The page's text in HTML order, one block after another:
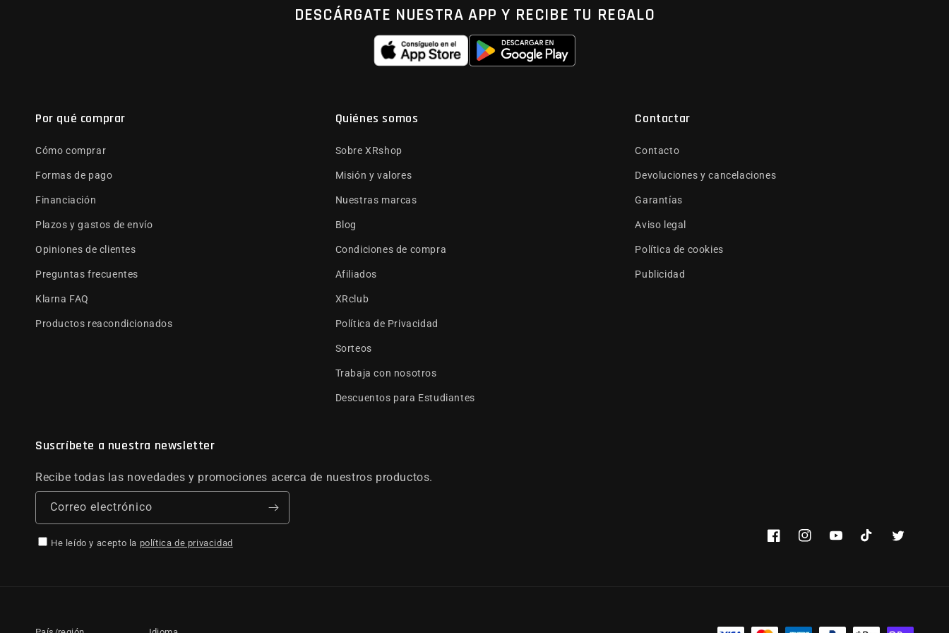
DESCÁRGATE NUESTRA APP Y RECIBE TU REGALO
Por qué comprar
Cómo comprar
Formas de pago
Financiación
Plazos y gastos de envío
Opiniones de clientes
Preguntas frecuentes
Klarna FAQ
Productos reacondicionados
Quiénes somos
Sobre XRshop
Misión y valores
Nuestras marcas
Blog
Condiciones de compra
Afiliados
XRclub
Política de Privacidad
Sorteos
Trabaja con nosotros
Descuentos para Estudiantes
Contactar
Contacto
Devoluciones y cancelaciones
Garantías
Aviso legal
Política de cookies
Publicidad
Suscríbete a nuestra newsletter
Recibe todas las novedades y promociones acerca de nuestros productos.
Correo electrónico
He leído y acepto la política de privacidad FacebookInstagramYouTubeTikTok Twitter